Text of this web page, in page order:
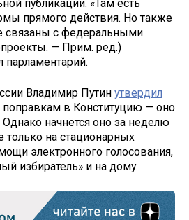
публикации. «Там есть
прямого действия. Но также
связаны с федеральными
— Прим. ред.)
парламентарий.
Владимир Путин утвердил
поправкам в Конституцию — оно
начнётся оно за неделю
только на стационарных
электронного голосования,
избиратель» и на дому.